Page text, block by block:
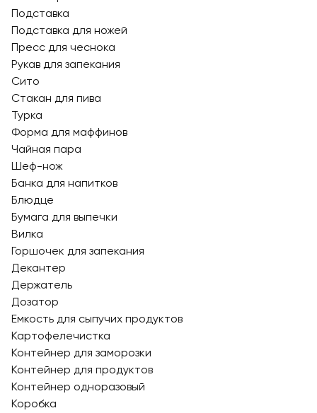
Подставка
Подставка для ножей
Пресс для чеснока
Рукав для запекания
Сито
Стакан для пива
Турка
Форма для маффинов
Чайная пара
Шеф-нож
Банка для напитков
Блюдце
Бумага для выпечки
Вилка
Горшочек для запекания
Декантер
Держатель
Дозатор
Емкость для сыпучих продуктов
Картофелечистка
Контейнер для заморозки
Контейнер для продуктов
Контейнер одноразовый
Коробка